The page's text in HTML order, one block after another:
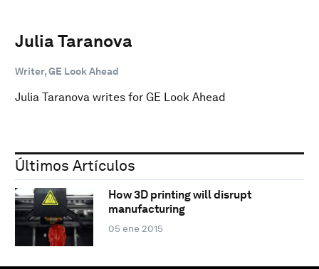
Julia Taranova
Writer, GE Look Ahead
Julia Taranova writes for GE Look Ahead
Últimos Artículos
How 3D printing will disrupt
manufacturing
05 ene 2015